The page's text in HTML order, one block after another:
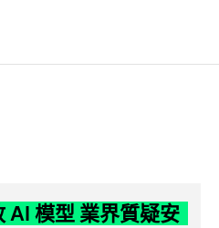
AI 模型 業界質疑安